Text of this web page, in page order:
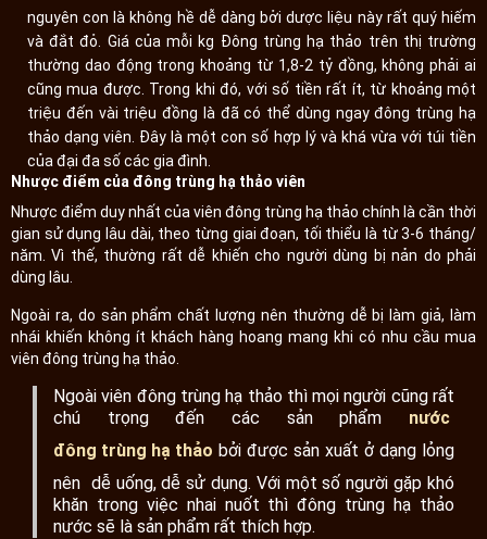
nguyên con là không hề dễ dàng bởi dược liệu này rất quý hiếm
và đắt đỏ. Giá của mỗi kg Đông trùng hạ thảo trên thị trường
thường dao động trong khoảng từ 1,8-2 tỷ đồng, không phải ai
cũng mua được. Trong khi đó, với số tiền rất ít, từ khoảng một
triệu đến vài triệu đồng là đã có thể dùng ngay đông trùng hạ
thảo dạng viên. Đây là một con số hợp lý và khá vừa với túi tiền
của đại đa số các gia đình.
Nhược điểm của đông trùng hạ thảo viên
Nhược điểm duy nhất của viên đông trùng hạ thảo chính là cần thời
gian sử dụng lâu dài, theo từng giai đoạn, tối thiểu là từ 3-6 tháng/
năm. Vì thế, thường rất dễ khiến cho người dùng bị nản do phải
dùng lâu.
Ngoài ra, do sản phẩm chất lượng nên thường dễ bị làm giả, làm
nhái khiến không ít khách hàng hoang mang khi có nhu cầu mua
viên đông trùng hạ thảo.
Ngoài viên đông trùng hạ thảo thì mọi người cũng rất
chú trọng đến các sản phẩm nước
đông trùng hạ thảo bởi được sản xuất ở dạng lỏng
nên dễ uống, dễ sử dụng. Với một số người gặp khó
khăn trong việc nhai nuốt thì đông trùng hạ thảo
nước sẽ là sản phẩm rất thích hợp.